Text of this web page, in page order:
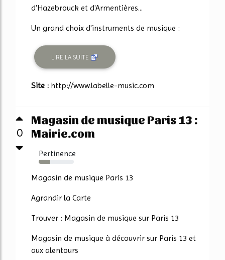
d'Hazebrouck et d'Armentières...
Un grand choix d'instruments de musique :
LIRE LA SUITE
Site : http://www.labelle-music.com
0
Magasin de musique Paris 13 :
Mairie.com
Pertinence
33%
Magasin de musique Paris 13
Agrandir la Carte
Trouver : Magasin de musique sur Paris 13
Magasin de musique à découvrir sur Paris 13 et
aux alentours